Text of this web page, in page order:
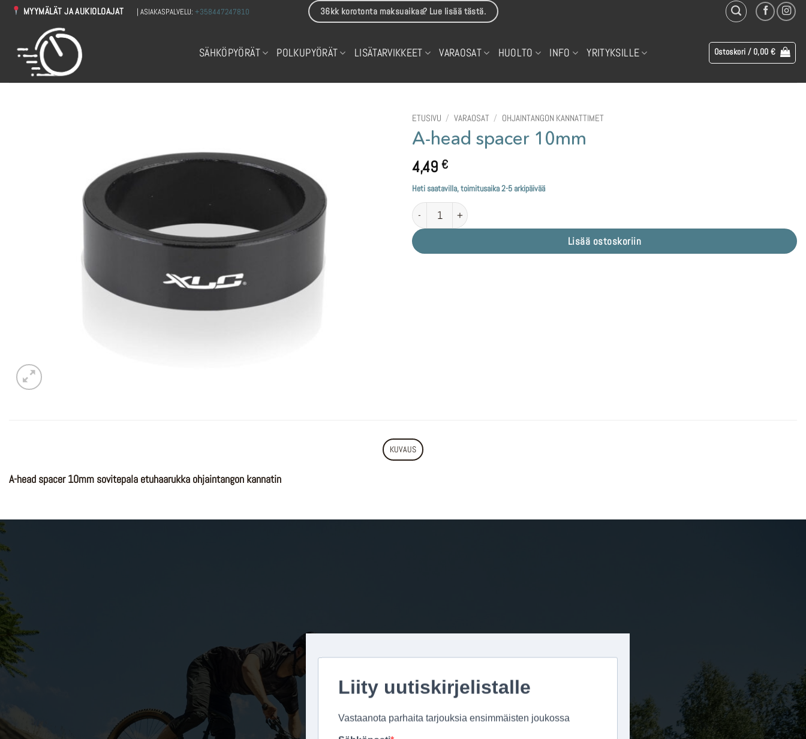
Skip
MYYMÄLÄT JA AUKIOLOAJAT | ASIAKASPALVELU:+358447247810 36kk korotonta maksuaikaa? Lue lisää tästä.
SÄHKÖPYÖRÄT POLKUPYÖRÄT LISÄTARVIKKEET VARAOSAT HUOLTO INFO YRITYKSILLE Ostoskori / 0,00 €
ETUSIVU / VARAOSAT / OHJAINTANGON KANNATTIMET
A-head spacer 10mm
4,49 €
Heti saatavilla, toimitusaika 2-5 arkipäivää
A-head spacer 10mm määrä
Lisää ostoskoriin
KUVAUS
A-head spacer 10mm sovitepala etuhaarukka ohjaintangon kannatin